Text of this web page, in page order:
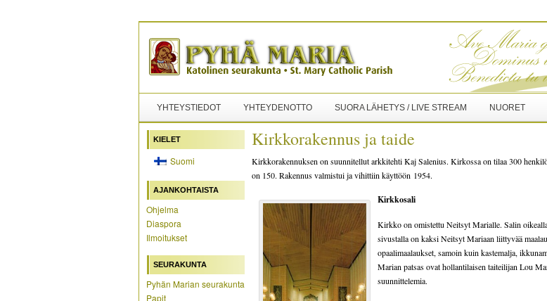
YHTEYSTIEDOT YHTEYDENOTTO SUORA LÄHETYS / LIVE STREAM NUORET
KIELET
Suomi
AJANKOHTAISTA
Ohjelma
Diaspora
Ilmoitukset
SEURAKUNTA
Pyhän Marian seurakunta
Papit
Kirkkorakennus ja taide
Kirkkorakennuksen on suunnitellut arkkitehti Kaj Salenius. Kirkossa on tilaa 300
on 150. Rakennus valmistui ja vihittiin käyttöön 1954.
Kirkkosali
Kirkko on omistettu Neitsyt Marialle. Salin
sivustalla on kaksi Neitsyt Mariaan liittyvää
opaalimaalaukset, samoin kuin kastemalja,
Marian patsas ovat hollantilaisen taiteilijan Lou
suunnittelemia.